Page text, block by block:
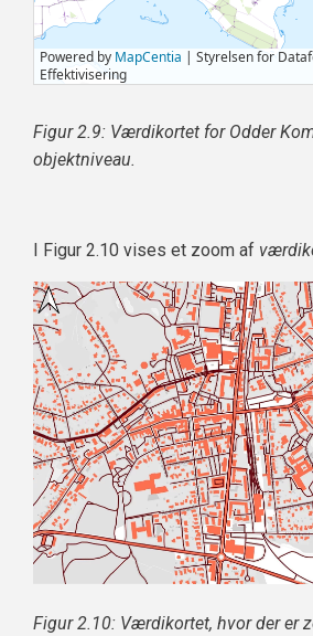
Figur 2.9: Værdikortet for Odder
objektniveau.
I Figur 2.10 vises et zoom af
Figur 2.10: Værdikortet, hvor der er